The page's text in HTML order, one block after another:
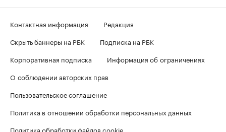
Контактная информация
Редакция
Скрыть баннеры на РБК
Подписка на РБК
Корпоративная подписка
Информация об ограничениях
О соблюдении авторских прав
Пользовательское соглашение
Политика в отношении обработки персональных данных
Политика обработки файлов cookie